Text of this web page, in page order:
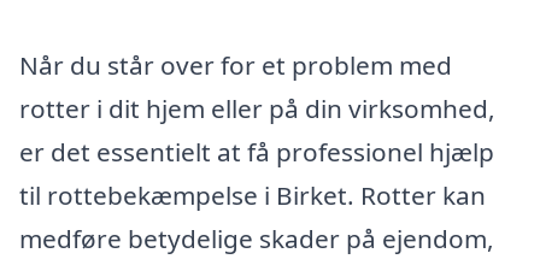
Når du står over for et problem med
rotter i dit hjem eller på din virksomhed,
er det essentielt at få professionel hjælp
til rottebekæmpelse i Birket. Rotter kan
medføre betydelige skader på ejendom,